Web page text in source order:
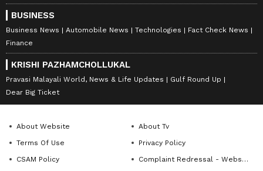
BUSINESS
Business News Automobile News Technologies
Fact Check News
Finance
KRISHI PAZHAMCHOLLUKAL
Pravasi Malayali World, News & Life Updates
Gulf Round Up
Dear Big Ticket
About Website
About Tv
Terms Of Use
Privacy Policy
CSAM Policy
Complaint Redressal - Website